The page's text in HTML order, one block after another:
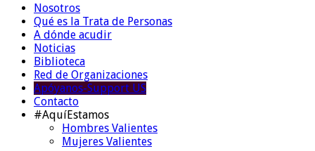
Nosotros
Qué es la Trata de Personas
A dónde acudir
Noticias
Biblioteca
Red de Organizaciones
Apóyanos-Support US
Contacto
#AquíEstamos
Hombres Valientes
Mujeres Valientes